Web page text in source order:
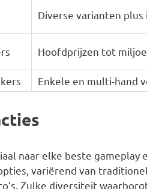
Diverse varianten
Hoofdprijzen tot
Enkele en multi-hand
naar elke beste gameplay
variërend van
Zulke diversiteit